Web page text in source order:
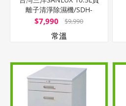
離子清淨除濕機/SDH-
108M/台
$7,990 $9,990
常溫